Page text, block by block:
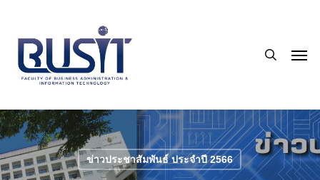
main
content
ข่าวประชาสัมพันธ์ ประจำปี 2566